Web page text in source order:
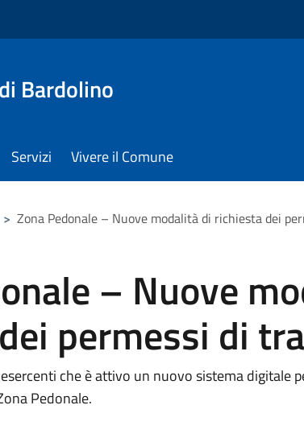
Bardolino
Servizi Vivere il Comune
> Zona Pedonale – Nuove modalità di richiesta dei
– Nuove
permessi di
che è attivo un nuovo sistema digitale
Pedonale.